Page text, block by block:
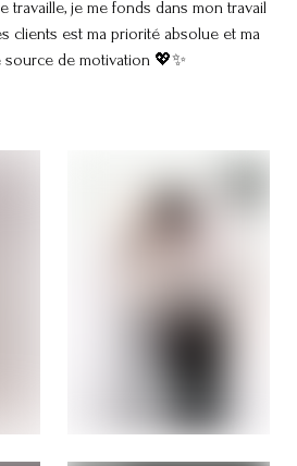
travaille, je me fonds dans mon travail
clients est ma priorité absolue et ma
source de motivation 💖✨